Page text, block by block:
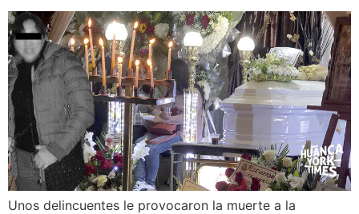
Unos delincuentes le provocaron la muerte a la